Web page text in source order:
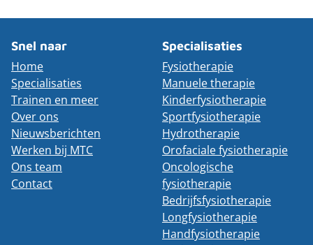
Snel naar
Home
Specialisaties
Trainen en meer
Over ons
Nieuwsberichten
Werken bij MTC
Ons team
Contact
Specialisaties
Fysiotherapie
Manuele therapie
Kinderfysiotherapie
Sportfysiotherapie
Hydrotherapie
Orofaciale fysiotherapie
Oncologische
fysiotherapie
Bedrijfsfysiotherapie
Longfysiotherapie
Handfysiotherapie